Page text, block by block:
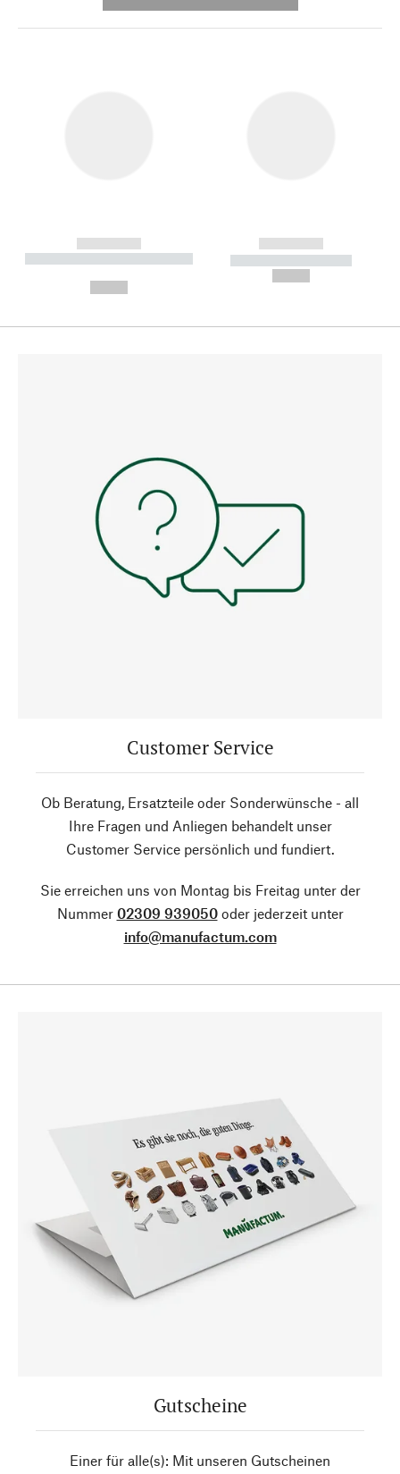
------------
----------- ----------- --------
------------
----------- -----------
Customer Service
Ob Beratung, Ersatzteile oder Sonderwünsche - all
Ihre Fragen und Anliegen behandelt unser
Customer Service persönlich und fundiert.
Sie erreichen uns von Montag bis Freitag unter der
Nummer 02309 939050oder jederzeit unter
info@manufactum.com
Gutscheine
Einer für alle(s): Mit unseren Gutscheinen